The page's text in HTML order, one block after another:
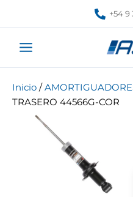
+54 9
Inicio /
TRASERO 44566G-COR